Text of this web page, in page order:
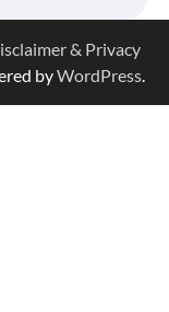
& Privacy
byWordPress